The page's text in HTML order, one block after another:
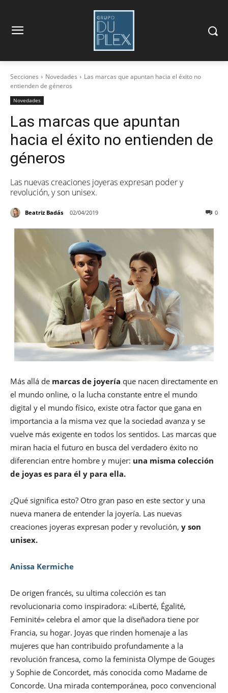
Secciones Novedades
Las marcas que apuntan hacia el éxito no
entienden de géneros
Novedades
Las marcas que apuntan
hacia el éxito no entienden de
géneros
Las nuevas creaciones joyeras expresan poder y
revolución, y son unisex.
Beatriz Badás 02/04/2019 0
Más allá de marcas de joyería que nacen directamente en
el mundo online, o la lucha constante entre el mundo
digital y el mundo físico, existe otra factor que gana en
importancia a la misma vez que la sociedad avanza y se
vuelve más exigente en todos los sentidos. Las marcas que
miran hacia el futuro en busca del verdadero éxito no
diferencian entre hombre y mujer: una misma colección
de joyas es para él y para ella.
¿Qué significa esto? Otro gran paso en este sector y una
nueva manera de entender la joyería. Las nuevas
creaciones joyeras expresan poder y revolución, y son
unisex.
Anissa Kermiche
De origen francés, su ultima colección es tan
revolucionaria como inspiradora: «Liberté, Égalité,
Feminité» celebra el amor que la diseñadora tiene por
Francia, su hogar. Joyas que rinden homenaje a las
mujeres que han contribuido profundamente a la
revolución francesa, como la feminista Olympe de Gouges
y Sophie de Concordet, más conocida como Madame de
Concorde. Una mirada contemporánea, poco convencional